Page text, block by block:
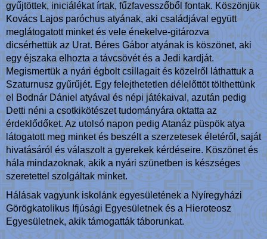
gyűjtöttek, iniciálékat írtak, fűzfavesszőből fontak. Köszönjük
Kovács Lajos paróchus atyának, aki családjával együtt
meglátogatott minket és vele énekelve-gitározva
dicsérhettük az Urat. Béres Gábor atyának is köszönet, aki
egy éjszaka elhozta a távcsövét és a Jedi kardját.
Megismertük a nyári égbolt csillagait és közelről láthattuk a
Szaturnusz gyűrűjét. Egy felejthetetlen délelőttöt tölthettünk
el Bodnár Dániel atyával és népi játékaival, azután pedig
Detti néni a csotkikötészet tudományára oktatta az
érdeklődőket. Az utolsó napon pedig Atanáz püspök atya
látogatott meg minket és beszélt a szerzetesek életéről, saját
hivatásáról és válaszolt a gyerekek kérdéseire. Köszönet és
hála mindazoknak, akik a nyári szünetben is készséges
szeretettel szolgáltak minket.
Hálásak vagyunk iskolánk egyesületének a Nyíregyházi
Görögkatolikus Ifjúsági Egyesületnek és a Hieroteosz
Egyesületnek, akik támogatták táborunkat.